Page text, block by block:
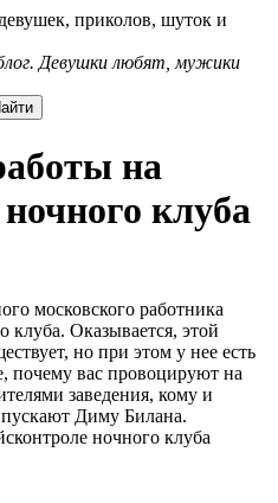
приколов, шуток и
Девушки любят, мужики
на
клуба
московского работника
клуба. Оказывается, этой
но при этом у нее есть
почему вас провоцируют на
заведения, кому и
Диму Билана.